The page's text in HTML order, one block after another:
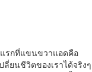
แรกที่แขนขวาแอดคือ
ลี่ยนชีวิตของเราได้จริงๆ